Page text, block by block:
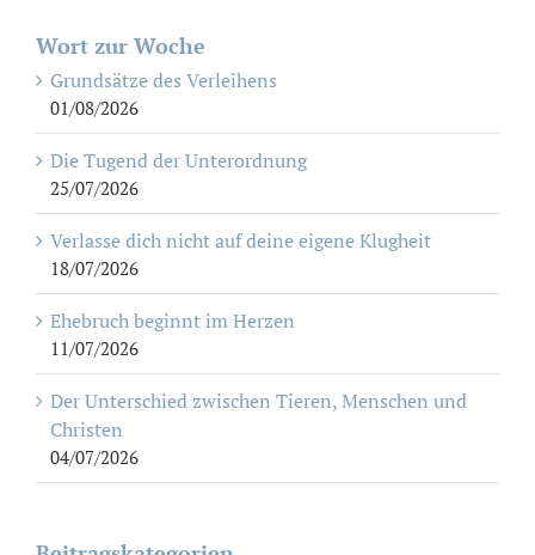
Wort zur Woche
Grundsätze des Verleihens
01/08/2026
Die Tugend der Unterordnung
25/07/2026
Verlasse dich nicht auf deine eigene Klugheit
18/07/2026
Ehebruch beginnt im Herzen
11/07/2026
Der Unterschied zwischen Tieren, Menschen und
Christen
04/07/2026